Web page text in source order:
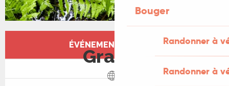
Bouger
Randonner à
Randonner à
Ouverture et coordonnées
ÉVÉNEMENT TERMINÉ
Gratuit